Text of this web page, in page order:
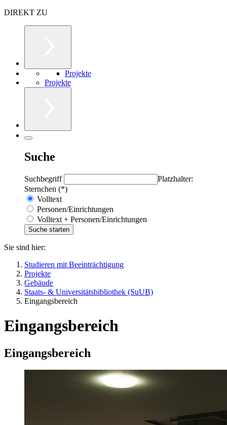
DIREKT ZU
Projekte
Projekte
Suche
Suchbegriff
Platzhalter:
Sternchen (*)
Volltext
Personen/Einrichtungen
Volltext + Personen/Einrichtungen
Sie sind hier:
Studieren mit Beeinträchtigung
Projekte
Gebäude
Staats- & Universitätsbibliothek (SuUB)
Eingangsbereich
Eingangsbereich
Eingangsbereich